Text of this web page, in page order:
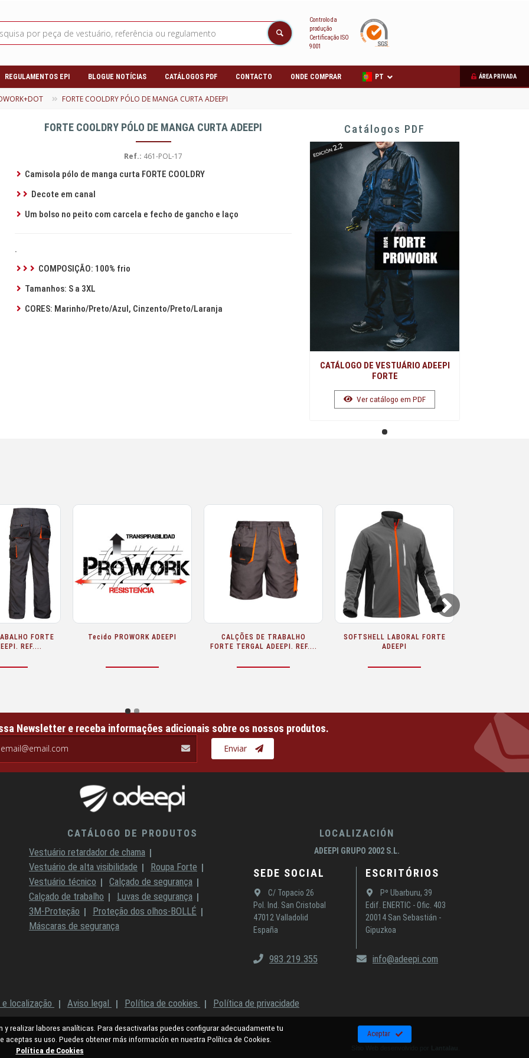
Controlo da
produção
Certificação ISO
9001
REGULAMENTOS EPI BLOGUE NOTÍCIAS CATÁLOGOS PDF CONTACTO ONDE COMPRAR ÁREA PRIVADA
PT
FORTE COOLDRY PÓLO DE MANGA CURTA ADEEPI
FORTE COOLDRY PÓLO DE MANGA CURTA ADEEPI
Ref.: 461-POL-17
Camisola pólo de manga curta FORTE COOLDRY
Decote em canal
Um bolso no peito com carcela e fecho de gancho e laço
.
COMPOSIÇÃO: 100% frio
Tamanhos: S a 3XL
CORES: Marinho/Preto/Azul, Cinzento/Preto/Laranja
Catálogos PDF
CATÁLOGO DE VESTUÁRIO ADEEPI
FORTE
Ver catálogo em PDF
FORTE T-SHIRT DE ALGODÃO
FORTE COOLDRY PÓLO DE
MANGA COMPRIDA ADEEPI
FORTE ADEEPI CLOTHING
PROTECTOR DE JOELHO
Next
Newsletter e receba informações adicionais sobre os nossos produtos.
Enviar
CATÁLOGO DE PRODUTOS
Vestuário retardador de chama
Vestuário de alta visibilidade
Roupa Forte
Vestuário técnico
Calçado de segurança
Calçado de trabalho
Luvas de segurança
3M-Proteção
Proteção dos olhos-BOLLÉ
Máscaras de segurança
LOCALIZACIÓN
ADEEPI GRUPO 2002 S.L.
SEDE SOCIAL
C/ Topacio 26
Pol. Ind. San Cristobal
47012 Valladolid
España
ESCRITÓRIOS
Pº Ubarburu, 39
Edif. ENERTIC - Ofic. 403
20014 San Sebastián -
Gipuzkoa
983.219.355 info@adeepi.com
localização Aviso legal Política de cookies Política de privacidade
realizar labores analíticas. Para desactivarlas puedes configurar adecuadamente tu
su uso. Puedes obtener más información en nuestra Política de Cookies.
Política de Cookies
Aceptar